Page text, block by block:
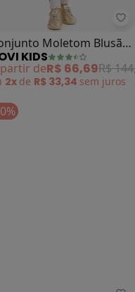
- Conjunto Love
Moletom Blusão
Calça (Preto)
KIDS
deR$ 66,69R$
2x de R$ 33,34 sem juros